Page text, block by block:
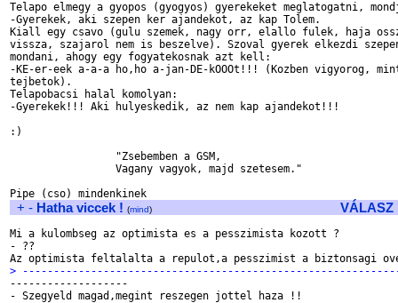
Telapo elmegy a gyopos (gyogyos) gyerekeket meglatogatni,
-Gyerekek, aki szepen ker ajandekot, az kap Tolem.
Kiall egy csavo (gulu szemek, nagy orr, elallo fulek, haja
vissza, szajarol nem is beszelve). Szoval gyerek elkezdi
mondani, ahogy egy fogyatekosnak azt kell:
-KE-er-eek a-a-a ho,ho a-jan-DE-kOOOt!!! (Kozben vigyorog,
tejbetok).
Telapobacsi halal komolyan:
-Gyerekek!!! Aki hulyeskedik, az nem kap ajandekot!!!
:)
                 "Zsebemben a GSM,
                 Vagany vagyok, majd szetesem."
+ - Hatha viccek ! (mind) VÁLASZ
Mi a kulombseg az optimista es a pesszimista kozott ?
- ??
>
-------------------
- Szegyeld magad,megint reszegen jottel haza !!